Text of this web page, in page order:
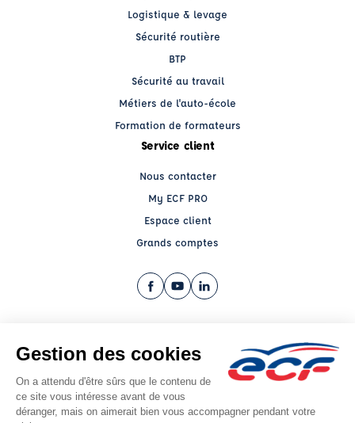
Logistique & levage
Sécurité routière
BTP
Sécurité au travail
Métiers de l'auto-école
Formation de formateurs
Service client
Nous contacter
My ECF PRO
Espace client
Grands comptes
Facebook (nouvelle fenêtre)
YouTube (nouvelle fenêtre)
LinkedIn (nouvelle fenêtre)
CGV
Mentions légales
© 2026 École de Conduite Française. Tous droits réservés